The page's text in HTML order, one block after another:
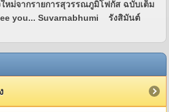
หม่จากรายการสุวรรณภูมิโฟกัส ฉบับเต็ม
you... Suvarnabhumi รังสิมันต์